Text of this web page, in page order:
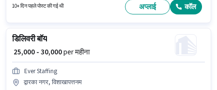
बाइक, स्मार्टफोन का उपलब्ध होना आवश्यक है।
10+ दिन पहले पोस्ट की गई थी अप्लाई कॉल
डिलिवरी बॉय
₹ 25,000 - 30,000per महीना
Ever Staffing
द्वारका नगर, विशाखापत्तनम